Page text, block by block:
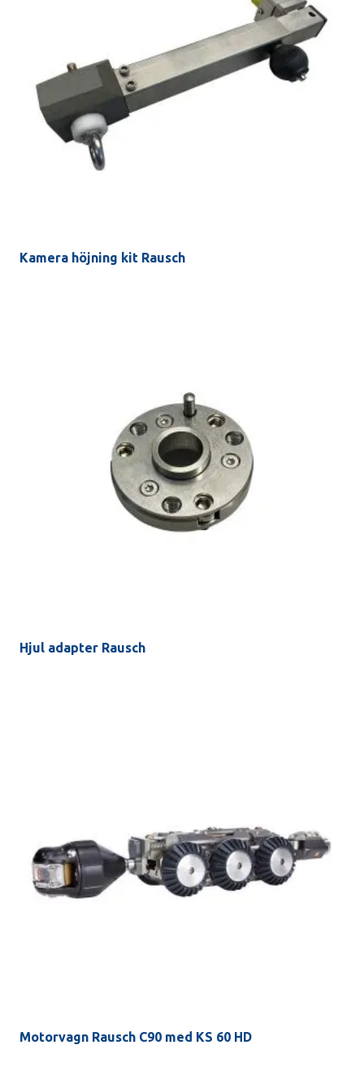
Kamera höjning kit Rausch
Hjul adapter Rausch
Motorvagn Rausch C90 med KS 60 HD